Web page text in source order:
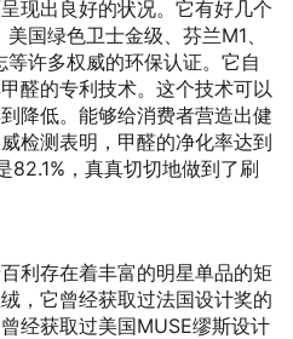
现出良好的状况。它有好几个
国绿色卫士金级、芬兰M1、
许多权威的环保认证。它自
醛的专利技术。这个技术可以
降低。能够给消费者营造出健
检测表明，甲醛的净化率达到
82.1%，真真切切地做到了刷
利存在着丰富的明星单品的矩
，它曾经获取过法国设计奖的
经获取过美国MUSE缪斯设计